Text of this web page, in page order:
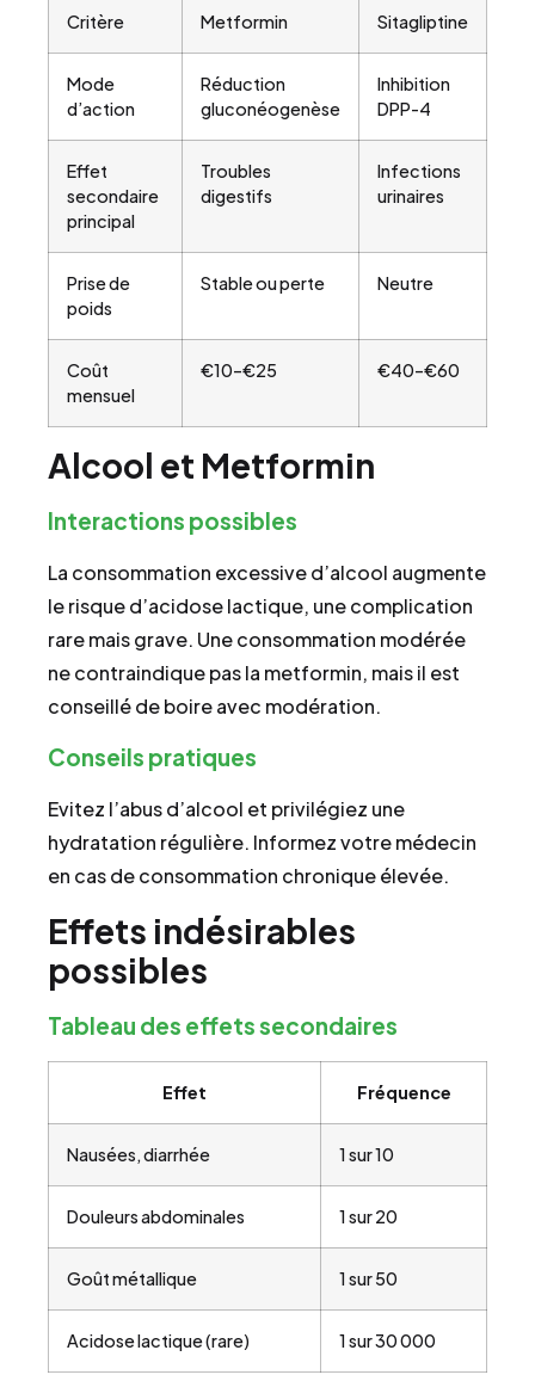
Critère Metformin Sitagliptine
Mode
d’action
Réduction
gluconéogenèse
Inhibition
DPP-4
Effet
secondaire
principal
Troubles
digestifs
Infections
urinaires
Prise de
poids
Stable ou perte Neutre
Coût
mensuel
€10–€25 €40–€60
Alcool et Metformin
Interactions possibles
La consommation excessive d’alcool augmente
le risque d’acidose lactique, une complication
rare mais grave. Une consommation modérée
ne contraindique pas la metformin, mais il est
conseillé de boire avec modération.
Conseils pratiques
Evitez l’abus d’alcool et privilégiez une
hydratation régulière. Informez votre médecin
en cas de consommation chronique élevée.
Effets indésirables
possibles
Tableau des effets secondaires
Effet Fréquence
Nausées, diarrhée 1 sur 10
Douleurs abdominales 1 sur 20
Goût métallique 1 sur 50
Acidose lactique (rare) 1 sur 30 000